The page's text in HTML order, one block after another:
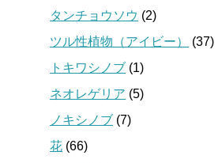
タンチョウソウ (2)
ツル性植物（アイビー）
(37)
トキワシノブ (1)
ネオレゲリア (5)
ノキシノブ (7)
花 (66)